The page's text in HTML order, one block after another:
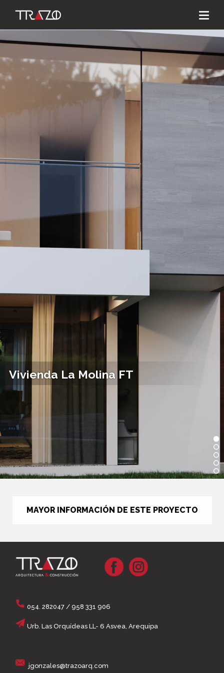
Vivienda La Molina FT
MAYOR INFORMACIÓN DE ESTE PROYECTO
054. 282047 / 958 331 906
Urb. Las Orquídeas LL- 6 Asvea, Arequipa
jgonzales@trazoarq.com